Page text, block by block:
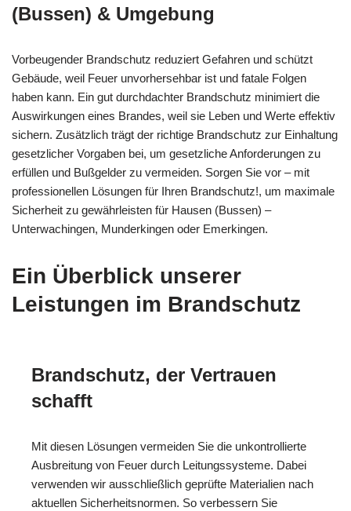
(Bussen) & Umgebung
Vorbeugender Brandschutz reduziert Gefahren und schützt
Gebäude, weil Feuer unvorhersehbar ist und fatale Folgen
haben kann. Ein gut durchdachter Brandschutz minimiert die
Auswirkungen eines Brandes, weil sie Leben und Werte effektiv
sichern. Zusätzlich trägt der richtige Brandschutz zur Einhaltung
gesetzlicher Vorgaben bei, um gesetzliche Anforderungen zu
erfüllen und Bußgelder zu vermeiden. Sorgen Sie vor – mit
professionellen Lösungen für Ihren Brandschutz!, um maximale
Sicherheit zu gewährleisten für Hausen (Bussen) –
Unterwachingen, Munderkingen oder Emerkingen.
Ein Überblick unserer
Leistungen im Brandschutz
Brandschutz, der Vertrauen
schafft
Mit diesen Lösungen vermeiden Sie die unkontrollierte
Ausbreitung von Feuer durch Leitungssysteme. Dabei
verwenden wir ausschließlich geprüfte Materialien nach
aktuellen Sicherheitsnormen. So verbessern Sie